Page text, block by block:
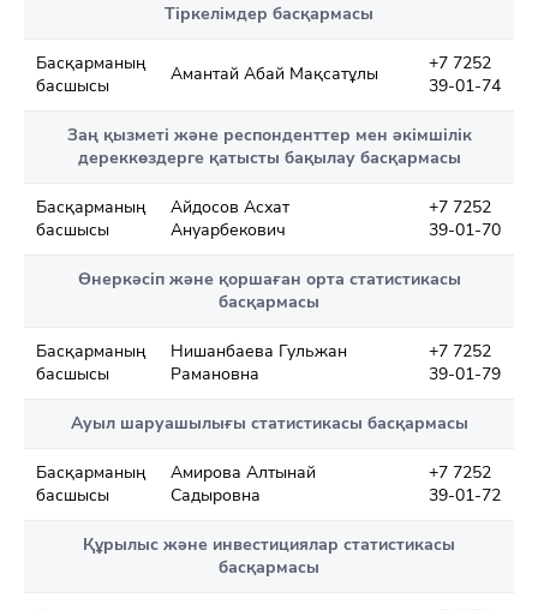
Тіркелімдер басқармасы
Басқарманың
басшысы
Амантай Абай Мақсатұлы
+7 7252
39-01-74
Заң қызметі және респонденттер мен әкімшілік
дереккөздерге қатысты бақылау басқармасы
Басқарманың
басшысы
Айдосов Асхат
Ануарбекович
+7 7252
39-01-70
Өнеркәсіп және қоршаған орта статистикасы
басқармасы
Басқарманың
басшысы
Нишанбаева Гульжан
Рамановна
+7 7252
39-01-79
Ауыл шаруашылығы статистикасы басқармасы
Басқарманың
басшысы
Амирова Алтынай
Садыровна
+7 7252
39-01-72
Құрылыс және инвестициялар статистикасы
басқармасы